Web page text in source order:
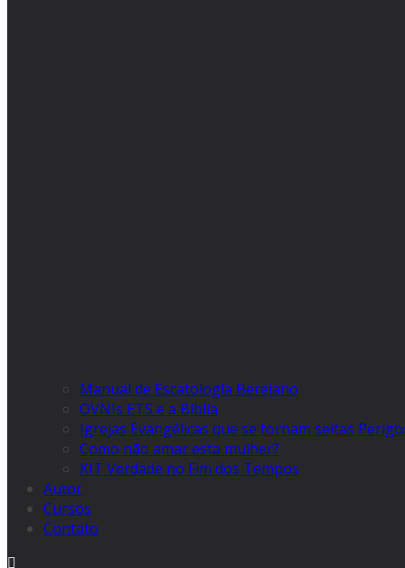
Manual de Escatologia Bereiano
OVNIs ETS e a Bíblia
Igrejas Evangélicas que se tornam seitas
Como não amar esta mulher?
KIT Verdade no Fim dos Tempos
Autor
Cursos
Contato